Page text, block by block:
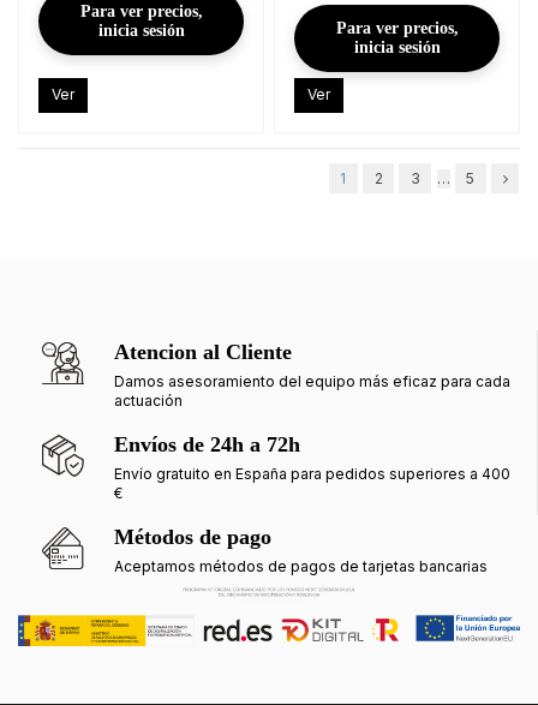
Para ver precios,
inicia sesión
Ver
Para ver precios,
inicia sesión
Ver
1 2 3 … 5
Atencion al Cliente
Damos asesoramiento del equipo más eficaz para cada
actuación
Envíos de 24h a 72h
Envío gratuito en España para pedidos superiores a 400
€
Métodos de pago
Aceptamos métodos de pagos de tarjetas bancarias